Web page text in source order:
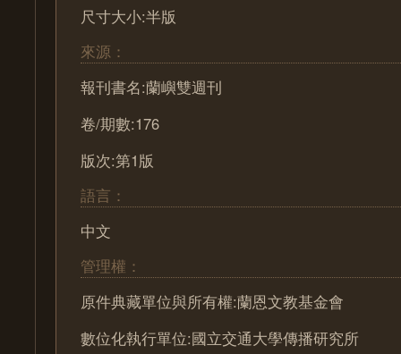
尺寸大小:半版
來源：
報刊書名:蘭嶼雙週刊
卷/期數:176
版次:第1版
語言：
中文
管理權：
原件典藏單位與所有權:蘭恩文教基金會
數位化執行單位:國立交通大學傳播研究所